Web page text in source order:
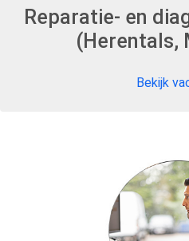
Reparatie- en
(Herentals,
Bekijk